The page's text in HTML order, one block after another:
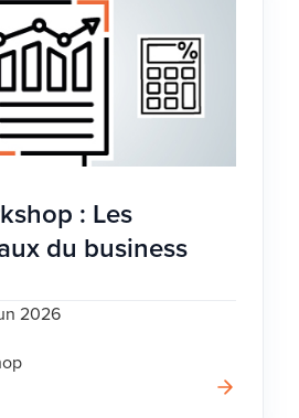
: Les
du business
2026